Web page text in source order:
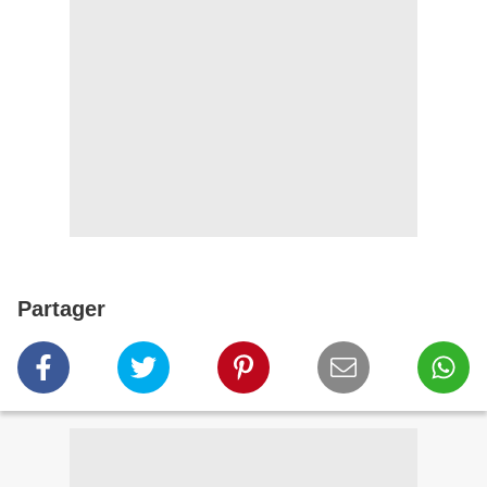
Partager